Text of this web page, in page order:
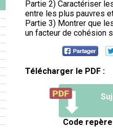
Partie 2) Caractériser
entre les plus pauvres
Partie 3) Montrer que
un facteur de cohésion
Télécharger le PDF :
Code